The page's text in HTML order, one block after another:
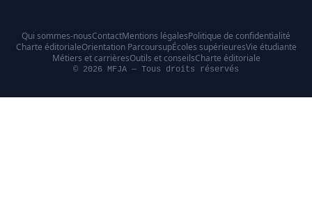
Qui sommes-nousContactMentions légalesPolitique de confidentialité
Charte éditorialeOrientation ParcoursupÉcoles supérieuresVie étudiante
Métiers et carrièresOutils et conseilsCharte éditoriale
© 2026 MFJA — Tous droits réservés